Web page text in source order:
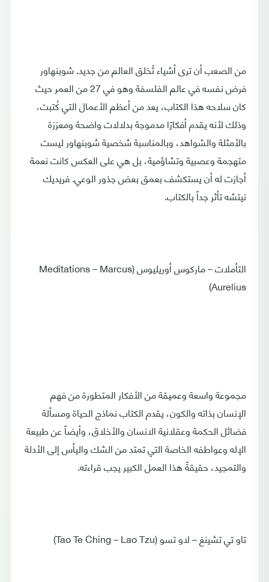
من الصعب أن ترى أشياء تُخلق العالم من جديد. شوبنهاور
فرض نفسه في عالم الفلسفة وهو في 27 من العمر حيث
كان سلاحه هذا الكتاب، يعد من أعظم الأعمال التي كُتبت،
وذلك لأنه يقدم أفكارًا مدموجة بدلالات واضحة ومعززة
بالأمثلة والشواهد، وبالمناسبة شخصية شوبنهاور ليست
متهجمة وعصبية وتشاؤمية، بل هي على العكس كانت نعمة
أجازت له أن يستكشف بعمق بعض جذور الوعي. فريديك
نيتشه تأثر جداً بالكتاب.
التأملات – ماركوس أوريليوس (Meditations – Marcus
Aurelius)
مجموعة واسعة وعميقة من الأفكار المتطورة من فهم
الإنسان بذاته والكون، يقدم الكتاب نماذج الحياة ومسألة
فضائل الحكمة وعقلانية الانسان والأخلاق، وأيضاً عن طبيعة
الإله وعواطفه الخاصة التي تمتد من الشك واليأس إلى الأدلة
والتمجيد، حقيقةً هذا العمل الكبير يجب قراءته.
تاو تي تشينغ – لاو تسو (Tao Te Ching – Lao Tzu)